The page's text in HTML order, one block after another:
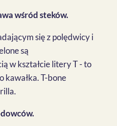
wśród steków.
się z polędwicy i
są
w kształcie litery T - to
kawałka. T-bone